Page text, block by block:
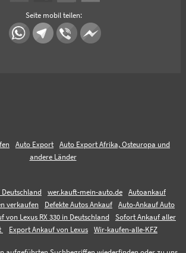
Seite mobil teilen:
Auto Export
Auto Export Afrika, Osteuropa und
andere Länder
Deutschland wer.kauft-mein-auto.de
Autoankauf
verkaufen Defekte Autos Ankauf
Auto-Ankauf Auto
von Lexus RX 330 in Deutschland
Sofort Ankauf aller
Export Ankauf von Lexus Wir-kaufen-alle-KFZ